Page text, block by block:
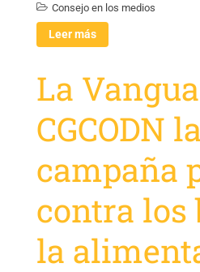
Consejo en los medios
Leer más
La
CGCODN
campaña
contra los
la